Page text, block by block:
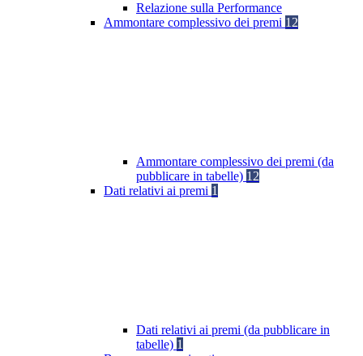
Relazione sulla Performance
Ammontare complessivo dei premi 12
Ammontare complessivo dei premi (da
pubblicare in tabelle) 12
Dati relativi ai premi 1
Dati relativi ai premi (da pubblicare in
tabelle) 1